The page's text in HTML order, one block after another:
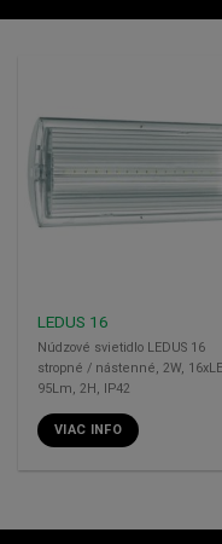
LEDUS 16
Núdzové svietidlo LEDUS 16
stropné / nástenné, 2W,
95Lm, 2H, IP42
VIAC INFO